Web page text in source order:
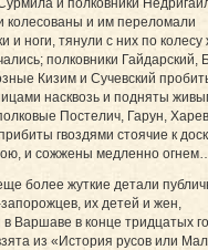
колесованы и им переломали
и ноги, тянули с них по
полковники Гайдарский,
Кизим и Сучевский
насквозь и подняты
Постелич, Гарун,
гвоздями стоячие к
и сож­жены медленно
более жуткие детали
запорожцев, их детей и жен,
Варшаве в конце тридцатых
из «История русов или